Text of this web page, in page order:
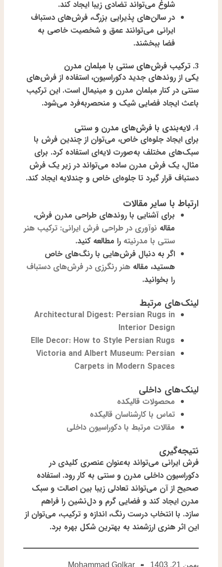
شلوغ می‌تواند تضادی زیبا ایجاد کند.
در سالن‌های پذیرایی بزرگ، فرش‌های دستباف
ایرانی می‌توانند عمق و شخصیت خاصی به
فضا ببخشند.
3. ترکیب فرش‌های سنتی با مبلمان مدرن
یکی از روندهای جدید دکوراسیون، استفاده از فرش‌های
سنتی در کنار مبلمان مدرن و مینیمال است. این ترکیب
باعث ایجاد فضایی شیک و منحصربه‌فرد می‌شود.
4. لایه‌بندی با فرش‌های مدرن و سنتی
برای ایجاد جلوه‌ای خاص، می‌توان ازچندین فرش با
سبک‌های مختلف به‌صورت لایه‌ای استفاده کرد. برای
مثال، یک فرش مدرن ساده می‌تواند در زیر یک فرش
دستباف قرار گیرد تا جلوه‌ای خاص و چندلایه ایجاد کند.
ارتباط با سایر مقالات
برای آشنایی با روندهای طراحی مدرن فرش،
مقاله نوآوری در طراحی فرش ایرانی: ترکیب هنر
سنتی با مدرنیته را مطالعه کنید.
اگر به دنبال فرش‌هایی با رنگ‌های خاص
هستید، مقالههنر رنگرزی در فرش‌های دستباف
را بخوانید.
لینک‌های مرتبط
Architectural Digest: Persian Rugs in
Interior Design
Elle Decor: How to Style Persian Rugs
Victoria and Albert Museum: Persian
Carpets in Modern Spaces
لینک‌های داخلی
محصولات قالیکده
تماس با کارشناسان قالیکده
مقالات مرتبط با دکوراسیون داخلی
نتیجه‌گیری
فرش ایرانی می‌تواند به‌عنوان عنصری کلیدی در
دکوراسیون داخلی مدرن و سنتی به کار رود. استفاده
صحیح از آن می‌تواند تعادلی زیبا بین اصالت و سبک
مدرن ایجاد کند و فضایی گرم و دل‌نشین را فراهم
سازد. با انتخاب درست رنگ، اندازه و ترکیب، می‌توان از
این اثر هنری ارزشمند به بهترین شکل بهره برد.
بهمن 21, 1403 Mohammad Golkar